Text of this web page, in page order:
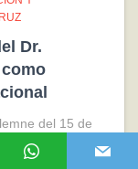
Dr.
del 15 de
del Dr.